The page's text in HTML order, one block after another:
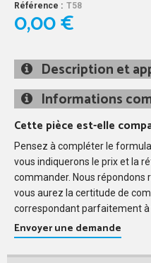
Référence : T58
0,00 €
Description et
Informations
Cette pièce est-elle
Pensez à compléter le
vous indiquerons le prix et la
commander. Nous
vous aurez la certitude de
correspondant parfaitement à
Envoyer une demande